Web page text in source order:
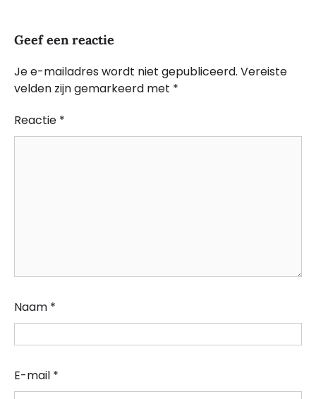
Geef een reactie
Je e-mailadres wordt niet gepubliceerd. Vereiste
velden zijn gemarkeerd met *
Reactie *
Naam *
E-mail *